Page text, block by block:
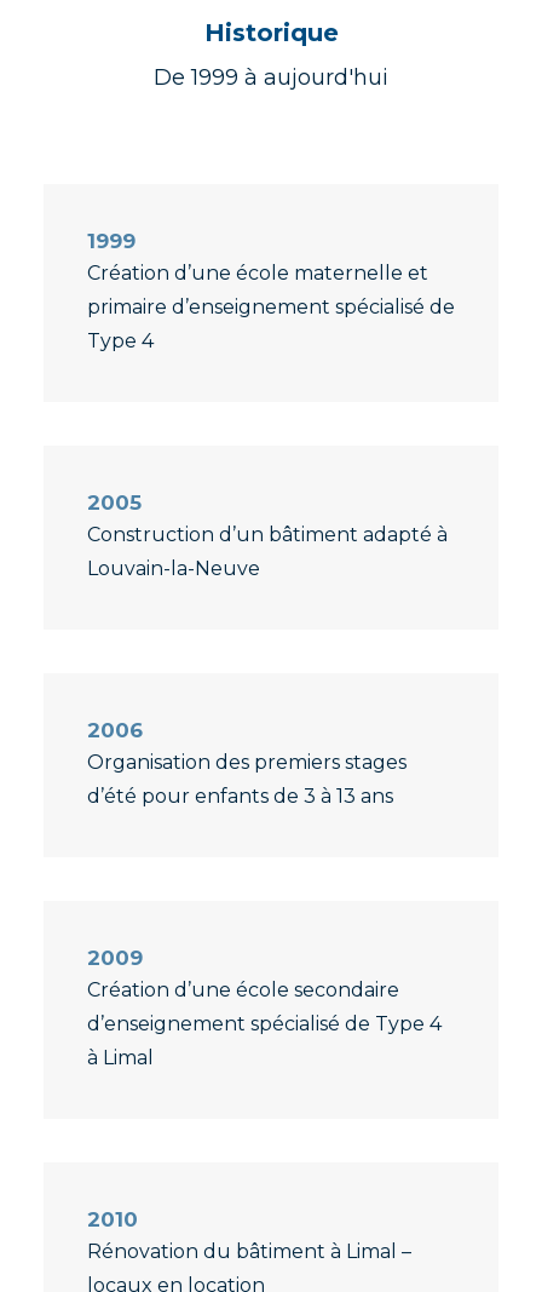
Historique
De 1999 à aujourd'hui
1999
Création d’une école maternelle et
primaire d’enseignement spécialisé de
Type 4
2005
Construction d’un bâtiment adapté à
Louvain-la-Neuve
2006
Organisation des premiers stages
d’été pour enfants de 3 à 13 ans
2009
Création d’une école secondaire
d’enseignement spécialisé de Type 4
à Limal
2010
Rénovation du bâtiment à Limal –
locaux en location